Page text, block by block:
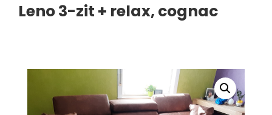
Leno 3-zit + relax, cognac